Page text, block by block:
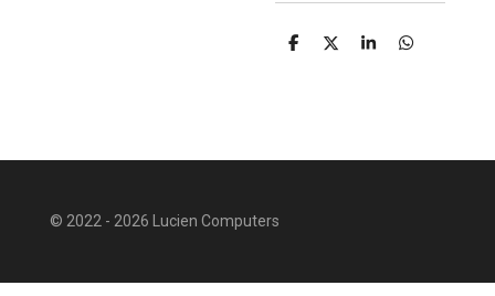
D
D
S
D
© 2022 - 2026 Lucien Computers